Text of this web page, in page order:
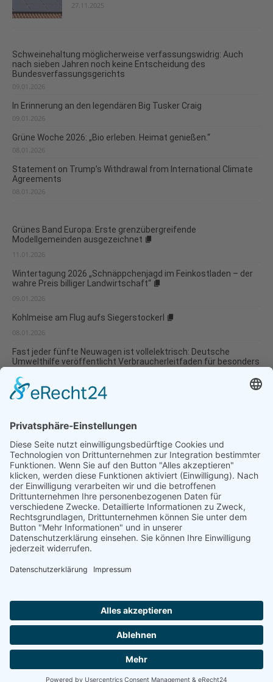
27.11.2025
Schweinehaltung möglicherweise verfassungswidrig: Auch
nach sieben Jahren noch keine Entscheidung des
Bundesverfassungsgerichts
09.01.2026
In Erinnerung an den legendären Big Tusker Craig
09.01.2026
Grüne Woche 2026: „Bio erleben. Heimat genießen.“
08.01.2026
Statement on Trump’s Withdrawal from International Climate
Agreements
08.01.2026
Grünes Band Europa: Erste grenzübergreifende
Modellgemeinden ausgezeichnet
11.01.2026
Wintertagung 2026 „Schnäppchenjagd im Feinkostladen – der
wahre Preis billiger Landwirtschaft“
09.01.2026
Kohlmeise am Flug aufs Siegerstockerl
08.01.2026
Fast jeder fünfte Neuwagen ist vollelektrisch: Deutsche
Umwelthilfe veröffentlicht Verbraucherleitfaden für besonders
07.01.2026
Datenschutzerklärung
Impressum
© GreenConnect®2000 - 2026